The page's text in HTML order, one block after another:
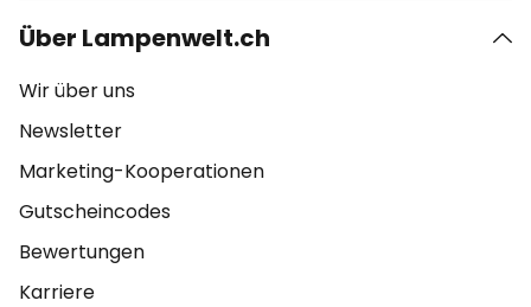
Über Lampenwelt.ch
Wir über uns
Newsletter
Marketing-Kooperationen
Gutscheincodes
Bewertungen
Karriere